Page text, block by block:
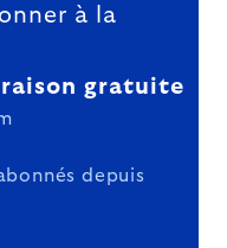
à la
gratuite
depuis